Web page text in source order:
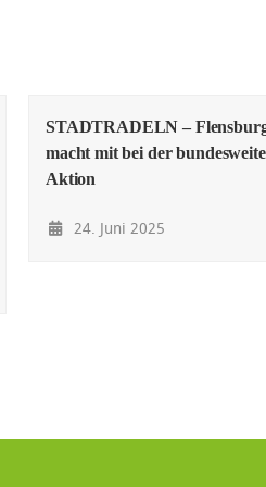
STADTRADELN –
macht mit bei der
Aktion
24. Juni 2025